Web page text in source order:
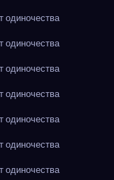
одиночества
одиночества
одиночества
одиночества
одиночества
одиночества
одиночества